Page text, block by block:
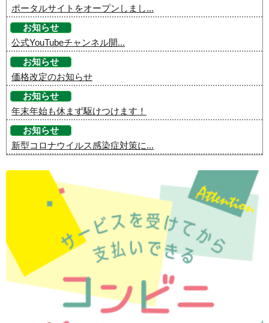
ポータルサイトをオープンしまし...
お知らせ
公式YouTubeチャンネル開...
お知らせ
価格改定のお知らせ
お知らせ
年末年始も休まず駆けつけます！
お知らせ
新型コロナウイルス感染症対策に...